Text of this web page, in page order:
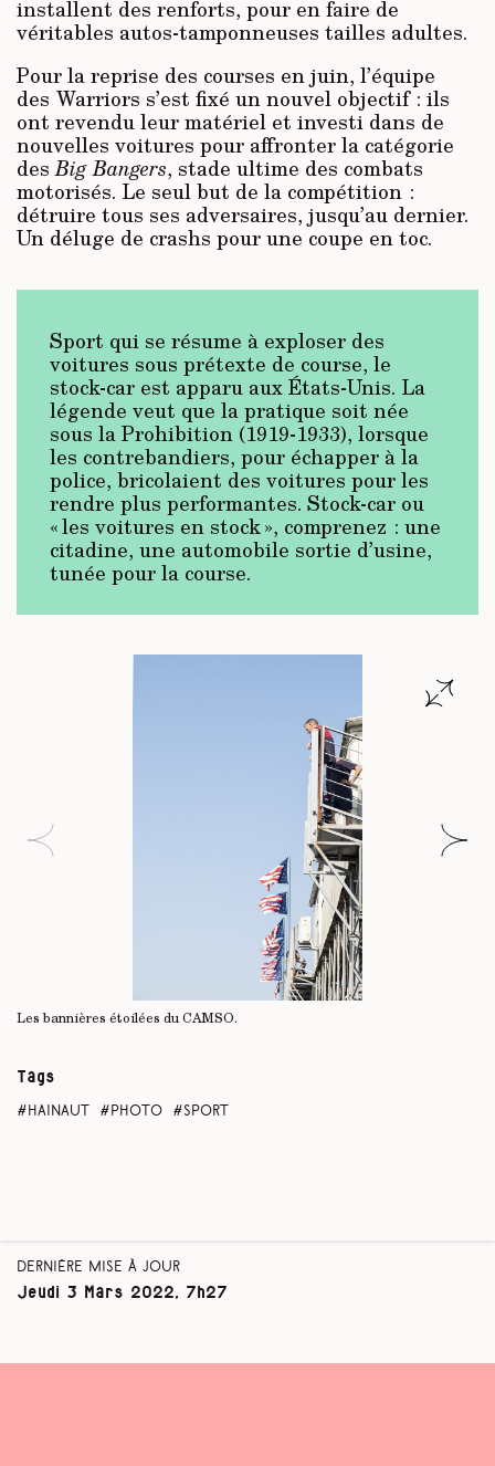
installent des renforts, pour en faire de
véritables autos-tamponneuses tailles adultes.
Pour la reprise des courses en juin, l’équipe
des Warriors s’est fixé un nouvel objectif : ils
ont revendu leur matériel et investi dans de
nouvelles voitures pour affronter la catégorie
desBig Bangers, stade ultime des combats
motorisés. Le seul but de la compétition :
détruire tous ses adversaires, jusqu’au dernier.
Un déluge de crashs pour une coupe en toc.
Sport qui se résume à exploser des
voitures sous prétexte de course, le
stock-car est apparu aux États-Unis. La
légende veut que la pratique soit née
sous la Prohibition (1919-1933), lorsque
les contrebandiers, pour échapper à la
police, bricolaient des voitures pour les
rendre plus performantes. Stock-car ou
« les voitures en stock », comprenez : une
citadine, une automobile sortie d’usine,
tunée pour la course.
Les bannières étoilées du CAMSO.
Tags
Hainaut photo sport
Dernière mise à jour
Jeudi 3 Mars 2022, 7h27